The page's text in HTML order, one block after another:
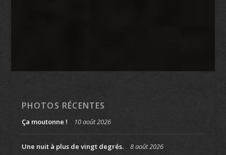
PHOTOS RÉCENTES
Ça moutonne ! 10 août 2026
Une nuit à plus de vingt degrés. 8 août 2026